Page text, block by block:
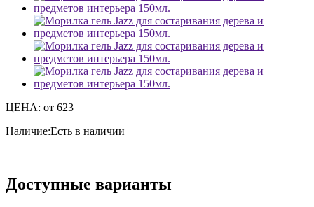
ЦЕНА: от 623
Наличие:Есть в наличии
Доступные варианты